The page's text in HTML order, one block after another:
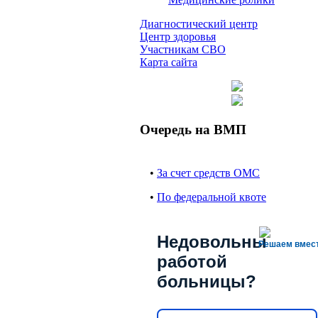
Диагностический центр
Центр здоровья
Участникам СВО
Карта сайта
Очередь на ВМП
• За счет средств ОМС
• По федеральной квоте
Решаем
Недовольны
работой
больницы?